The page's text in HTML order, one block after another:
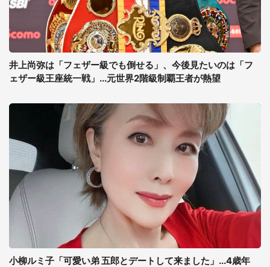
井上尚弥は「フェザー級でも倒せる」、今後見たいのは「フ
ェザー級王座統一戦」...元世界2階級制覇王者が熱望
小柳ルミ子「可愛い弟 五郎とデートして来ました」...4歳年